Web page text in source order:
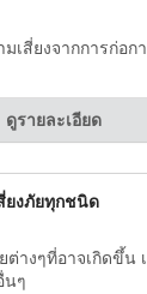
เสี่ยงจากการก่อก
ดูรายละเอียด
ยงภัยทุกชนิด
ต่างๆที่อาจเกิดขึ้น
นๆ